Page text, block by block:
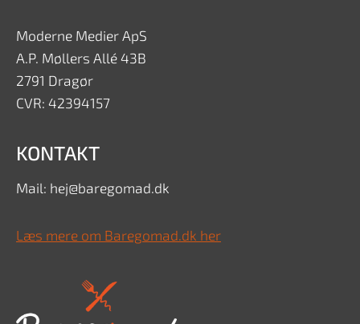
Moderne Medier ApS
A.P. Møllers Allé 43B
2791 Dragør
CVR: 42394157
KONTAKT
Mail: hej@baregomad.dk
Læs mere om Baregomad.dk her